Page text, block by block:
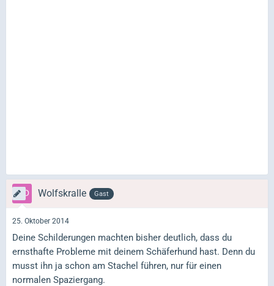
Wolfskralle Gast
25. Oktober 2014
Deine Schilderungen machten bisher deutlich, dass du
ernsthafte Probleme mit deinem Schäferhund hast. Denn du
musst ihn ja schon am Stachel führen, nur für einen
normalen Spaziergang.